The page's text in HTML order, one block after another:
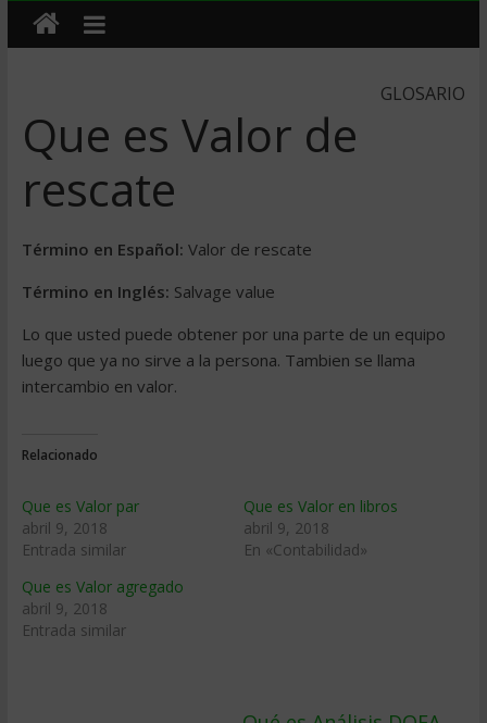
GLOSARIO
Que es Valor de
rescate
Término en Español: Valor de rescate
Término en Inglés: Salvage value
Lo que usted puede obtener por una parte de un equipo
luego que ya no sirve a la persona. Tambien se llama
intercambio en valor.
Relacionado
Que es Valor par
abril 9, 2018
Entrada similar
Que es Valor en libros
abril 9, 2018
En «Contabilidad»
Que es Valor agregado
abril 9, 2018
Entrada similar